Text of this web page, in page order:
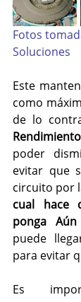
Fotos
Soluciones
Este
como
de lo
Rendimiento
poder
evitar que
circuito por
cual hace
ponga
puede
para evitar
Es